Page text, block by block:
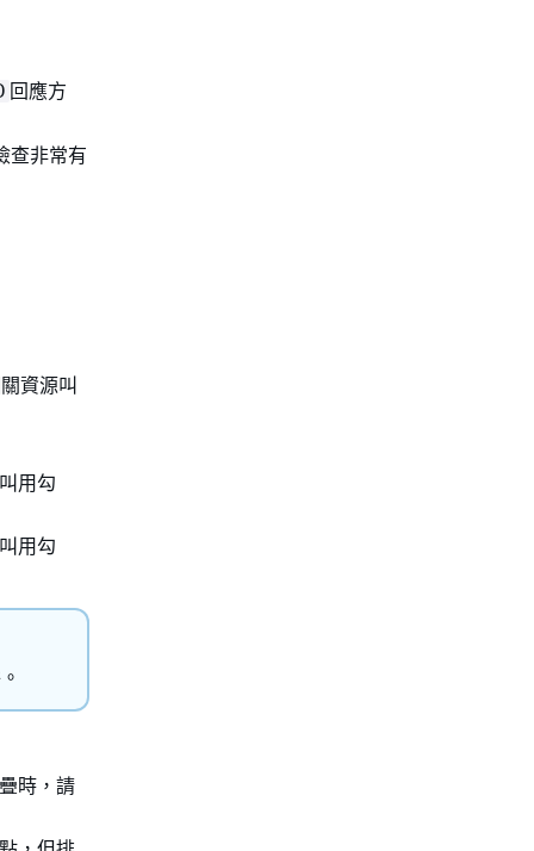
回應方
查非常有
資源叫
用勾
用勾
時，請